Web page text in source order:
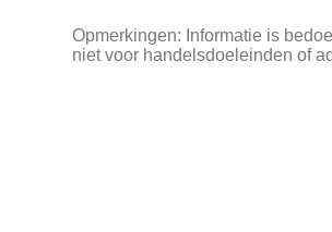
Opmerkingen: Informatie is
niet voor handelsdoeleinden of